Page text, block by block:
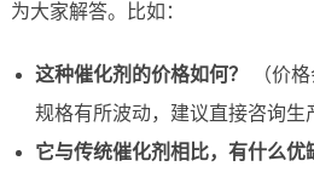
为大家解答。比如：
这种催化剂的价格如何？
（价
规格有所波动，建议直接咨询生
它与传统催化剂相比，有什么优